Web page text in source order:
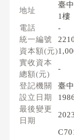
地址
臺
1樓
電話
-
統一編號
資本額(元)
實收資本
總額(元)
-
登記機關
臺
設立日期
最後變更
日期